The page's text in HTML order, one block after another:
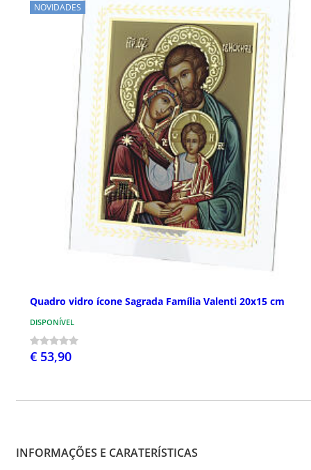
NOVIDADES
Quadro vidro ícone Sagrada Família Valenti 20x15 cm
DISPONÍVEL
€ 53,90
INFORMAÇÕES E CARATERÍSTICAS